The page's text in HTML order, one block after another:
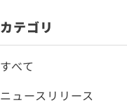
カテゴリ
すべて
ニュースリリース